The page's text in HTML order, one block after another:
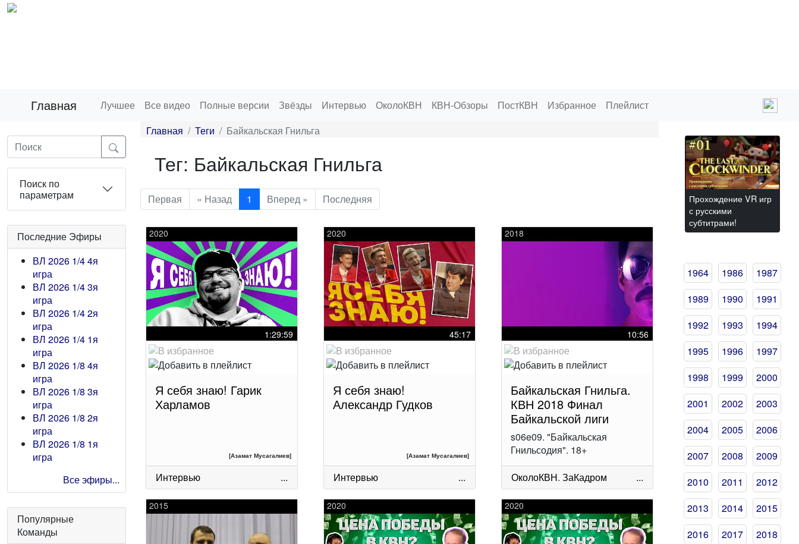
Главная Лучшее Все видео Полные версии Звёзды Интервью ОколоКВН КВН-Обзоры ПостКВН Избранное Плейлист
Поиск по
параметрам
Последние Эфиры
ВЛ 2026 1/4 4я
игра
ВЛ 2026 1/4 3я
игра
ВЛ 2026 1/4 2я
игра
ВЛ 2026 1/4 1я
игра
ВЛ 2026 1/8 4я
игра
ВЛ 2026 1/8 3я
игра
ВЛ 2026 1/8 2я
игра
ВЛ 2026 1/8 1я
игра
Все эфиры...
Популярные
Команды
Главная Теги Байкальская Гнильга
Тег: Байкальская Гнильга
Первая « Назад 1 Вперед » Последняя
2020
1:29:59
Я себя знаю! Гарик
Харламов
[Азамат Мусагалиев]
Интервью ...
2020
45:17
Я себя знаю!
Александр Гудков
[Азамат Мусагалиев]
Интервью ...
2018
10:56
Байкальская Гнильга.
КВН 2018 Финал
Байкальской лиги
s06e09. "Байкальская
Гнильсодия". 18+
ОколоКВН. ЗаКадром ...
2015 2020 2020
Прохождение VR игр
с русскими
субтитрами!
1964 1986
1987
1989
1990
1991
1992
1993
1994
1995
1996
1997
1998
1999
2000
2001
2002
2003
2004
2005
2006
2007
2008
2009
2010
2011
2012
2013
2014
2015
2016
2017
2018